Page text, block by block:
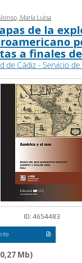
María Luisa
de la
a finales
de Cádiz - Servicio
ID: 4654483
Mb)